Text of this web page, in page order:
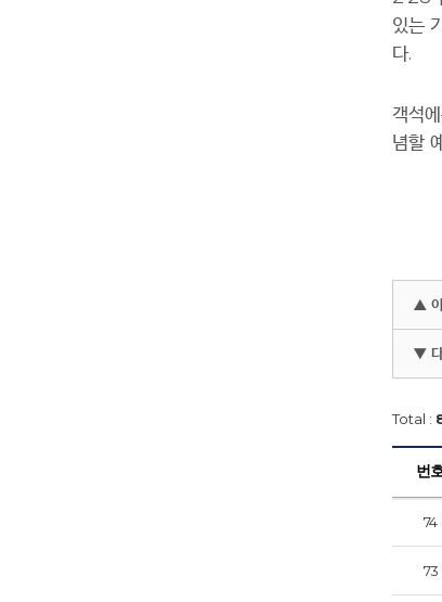
있는
다.
객석
념할
▲
▼
Total :
번
74
73